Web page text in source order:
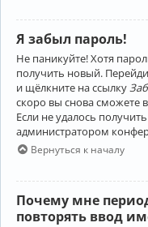
Я забыл пароль!
Не паникуйте! Хотя
получить новый.
и щёлкните на ссылку
скоро вы снова сможете
Если не удалось
администратором
Вернуться к началу
Почему мне
повторять ввод